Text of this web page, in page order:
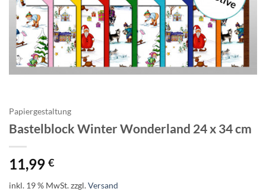
Papiergestaltung
Bastelblock Winter Wonderland 24 x 34 cm
11,99 €
inkl. 19 % MwSt.zzgl.Versand